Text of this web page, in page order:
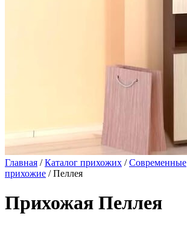
Главная /Каталог прихожих /Современные
прихожие / Пеллея
Прихожая Пеллея